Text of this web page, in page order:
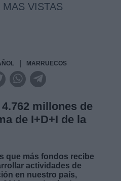
VISTAS
MARRUECOS
millones de
de I+D+I de la
que más fondos recibe
actividades de
en nuestro país,